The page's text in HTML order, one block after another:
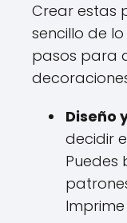
Crear estas
sencillo de
pasos para
Diseño
decidir
Puedes